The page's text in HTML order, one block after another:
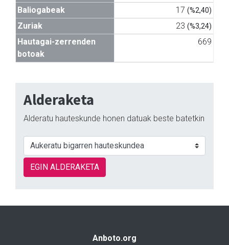
Baliogabeak
17 (%2,40)
Zuriak 23 (%3,24)
Hautagai-zerrenden
botoak
669
Alderaketa
Alderatu hauteskunde honen datuak beste batetkin
EGIN ALDERAKETA
Anboto.org